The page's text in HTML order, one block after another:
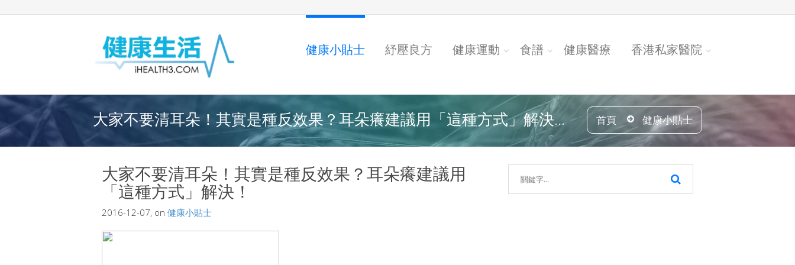
健康小貼士 紓壓良方 健康運動 食譜 健康醫療 香港私家醫院
大家不要清耳朵！其實是種反效果？耳朵癢建議用「這種方式」解決... 首頁 健康小貼士
大家不要清耳朵！其實是種反效果？耳朵癢建議用
「這種方式」解決！
2016-12-07, on 健康小貼士